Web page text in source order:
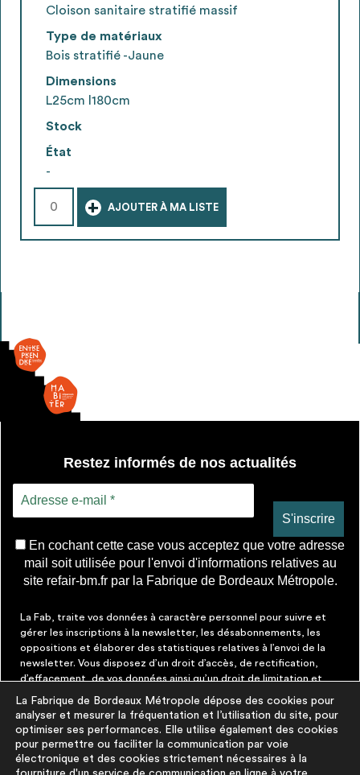
Cloison sanitaire stratifié massif
Type de matériaux
Bois stratifié -Jaune
Dimensions
L25cm l180cm
Stock
État
-
+ AJOUTER À MA LISTE
Restez informés de nos actualités
En cochant cette case vous acceptez que votre adresse
mail soit utilisée pour l'envoi d'informations relatives au
site refair-bm.fr par la Fabrique de Bordeaux Métropole.
La Fab, traite vos données à caractère personnel pour suivre et
gérer les inscriptions à la newsletter, les désabonnements, les
oppositions et élaborer des statistiques relatives à l’envoi de la
newsletter. Vous disposez d’un droit d’accès, de rectification,
d’effacement, de vos données ainsi qu’un droit de limitation et
moment faire cesser ces communications en cliquant sur le lien de
désinscription figurant dans chaque message. Vous pouvez
exercer ces droits par courrier électronique à contact@lafab-
bm.fr. Pour en savoir plus sur le traitement de vos données,
cliquezici
La Fabrique de Bordeaux Métropole dépose des cookies pour
analyser et mesurer la fréquentation et l’utilisation du site, pour
optimiser ses performances. Elle utilise également des cookies
pour permettre ou faciliter la communication par voie
électronique et des cookies strictement nécessaires à la